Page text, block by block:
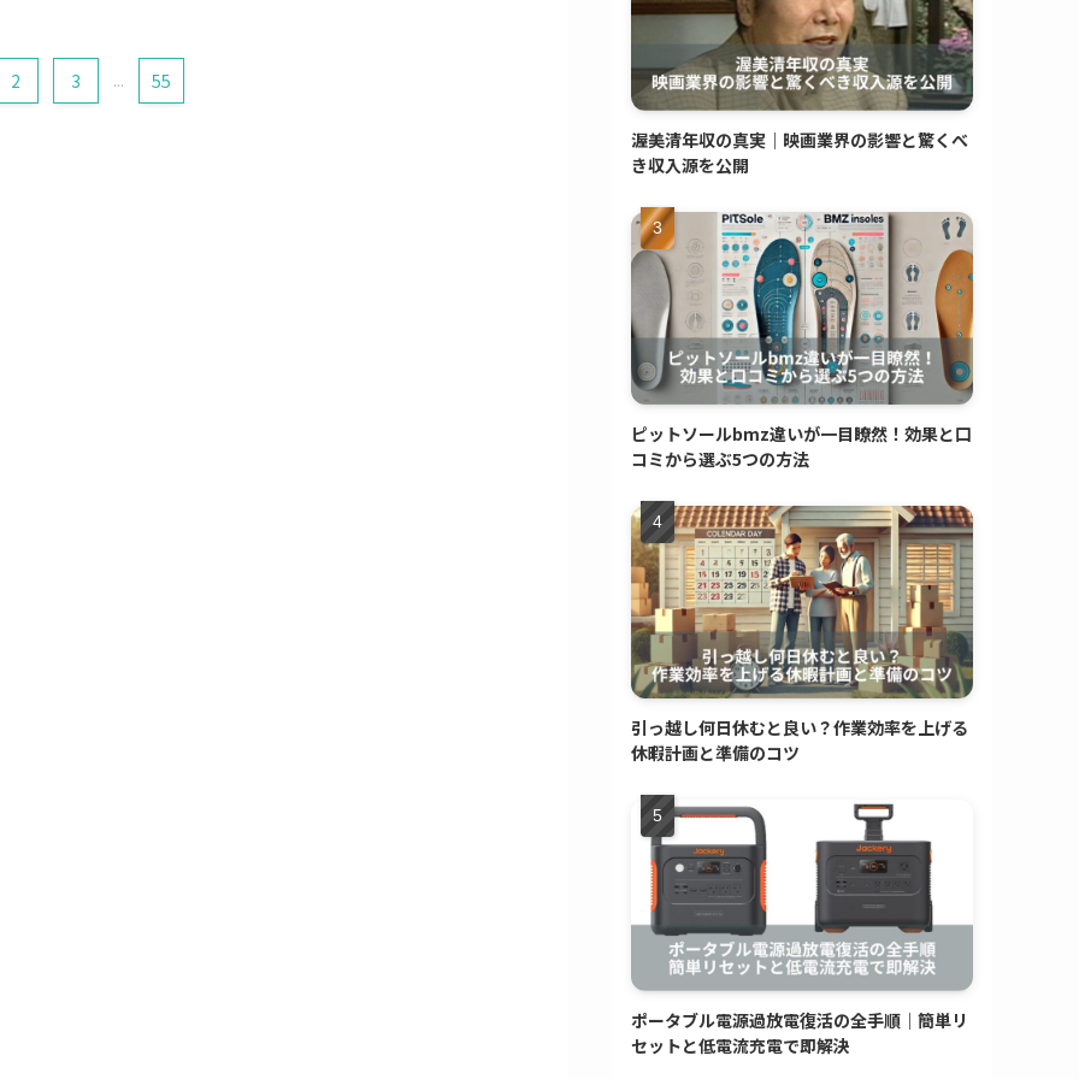
2 3 ... 55
渥美清年収の真実｜映画業界の影響と驚くべ
き収入源を公開
ピットソールbmz違いが一目瞭然！効果と口
コミから選ぶ5つの方法
引っ越し何日休むと良い？作業効率を上げる
休暇計画と準備のコツ
ポータブル電源過放電復活の全手順｜簡単リ
セットと低電流充電で即解決